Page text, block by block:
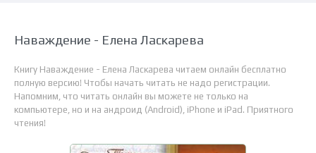
Наваждение - Елена Ласкарева
Книгу Наваждение - Елена Ласкарева читаем онлайн бесплатно
полную версию! Чтобы начать читать не надо регистрации.
Напомним, что читать онлайн вы можете не только на
компьютере, но и на андроид (Android), iPhone и iPad. Приятного
чтения!